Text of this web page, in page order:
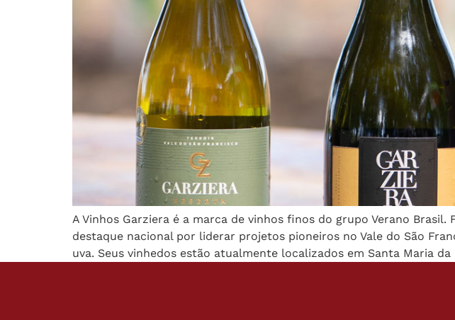
A Vinhos Garziera é a marca de vinhos finos do grupo Verano
destaque nacional por liderar projetos pioneiros no Vale do São
uva. Seus vinhedos estão atualmente localizados em Santa Maria